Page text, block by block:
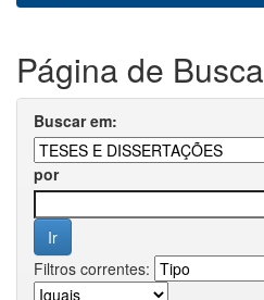
Página de Busca
Buscar em:
por
Filtros correntes: